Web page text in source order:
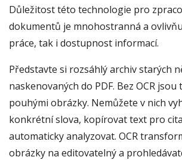
Důležitost této technologie pro
dokumentů je mnohostranná a
práce, tak i dostupnost informací.
Představte si rozsáhlý archiv starých
naskenovaných do PDF. Bez OCR
pouhými obrázky. Nemůžete v nich
konkrétní slova, kopírovat text pro
automaticky analyzovat. OCR
obrázky na editovatelný a